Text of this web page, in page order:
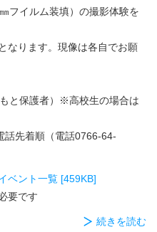
フイルム装填）の撮影体験を
なります。現像は各自でお願
と保護者）※高校生の場合は
先着順（電話0766-64-
ベント一覧 [459KB]
要です
続きを読む